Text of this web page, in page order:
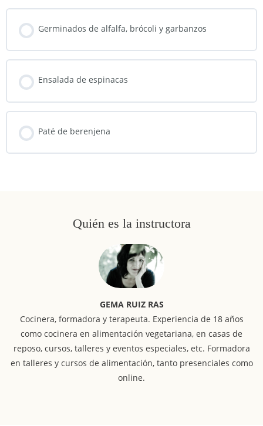
Germinados de alfalfa, brócoli y garbanzos
Ensalada de espinacas
Paté de berenjena
Quién es la instructora
GEMA RUIZ RAS
Cocinera, formadora y terapeuta. Experiencia de 18 años
como cocinera en alimentación vegetariana, en casas de
reposo, cursos, talleres y eventos especiales, etc. Formadora
en talleres y cursos de alimentación, tanto presenciales como
online.